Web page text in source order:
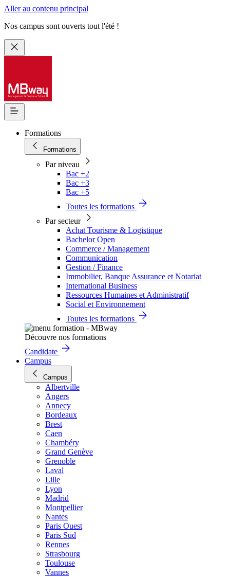
Aller au contenu principal
Nos campus sont ouverts tout l'été !
Formations
Formations
Par niveau
Bac +2
Bac +3
Bac +5
Toutes les formations
Par secteur
Achat Tourisme & Logistique
Bachelor Open
Commerce / Management
Communication
Gestion / Finance
Immobilier, Banque Assurance et Notariat
International Business
Ressources Humaines et Administratif
Social et Environnement
Toutes les formations
Découvre nos formations
Candidate
Campus
Campus
Albertville
Angers
Annecy
Bordeaux
Brest
Caen
Chambéry
Grand Genève
Grenoble
Laval
Lille
Lyon
Madrid
Montpellier
Nantes
Paris Ouest
Paris Sud
Rennes
Strasbourg
Toulouse
Vannes